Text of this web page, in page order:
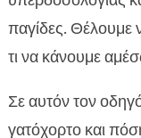

Διατροφή
υπερβολικό
CricksyCat:
στηρίζουν

Bill υγρή
παγίδες. Θέλουμε
τι να κάνουμε
Σε αυτόν τον
γατόχορτο και